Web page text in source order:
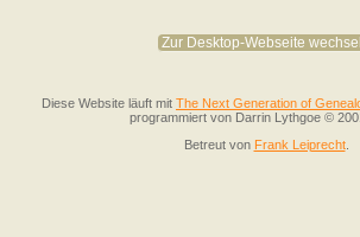
Zur Desktop-Webseite
Diese Website läuft mit The Next Generation of
programmiert von Darrin Lythgoe ©
Betreut von Frank Leiprecht.